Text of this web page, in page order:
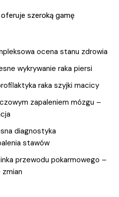
szeroką gamę
ocena stanu zdrowia
wykrywanie raka piersi
raka szyjki macicy
zapaleniem mózgu –
diagnostyka
stawów
przewodu pokarmowego –